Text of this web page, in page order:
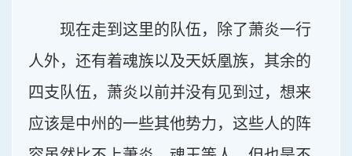
现在走到这里的队伍，除了萧炎一行
人外，还有着魂族以及天妖凰族，其余的
四支队伍，萧炎以前并没有见到过，想来
应该是中州的一些其他势力，这些人的阵